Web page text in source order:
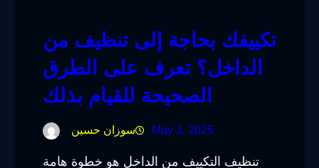
تكييفك بحاجة إلى تنظيف من
الداخل؟ تعرف على الطرق
الصحيحة للقيام بذلك
سوزان حسين May 3, 2025
تنظيف التكييف من الداخل هو خطوة هامة